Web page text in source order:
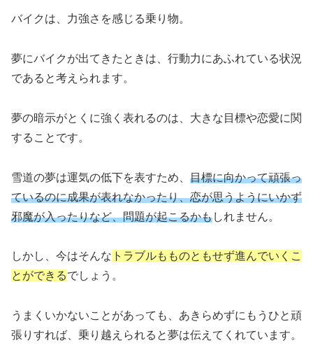
バイクは、力強さを感じる乗り物。
夢にバイクが出てきたときは、行動力にあふれている状況
であると考えられます。
夢の暗示がとくに強く表れるのは、大きな目標や恋愛に関
することです。
雪道の夢は運気の低下を表すため、 目標に向かって頑張っ
ているのに成果が表れなかったり、恋が思うようにいかず
邪魔が入ったりなど、問題が起こるかもしれません。
しかし、今はそんな トラブルもものともせず進んでいくこ
とができるでしょう。
うまくいかないことがあっても、あきらめずにもうひと頑
張りすれば、乗り越えられると夢は伝えてくれています。